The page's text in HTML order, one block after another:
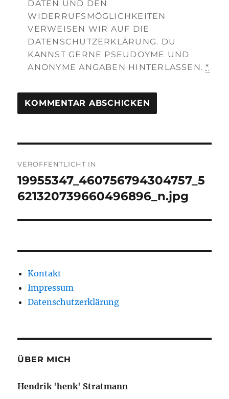
DATEN UND DEN
WIDERRUFSMÖGLICHKEITEN
VERWEISEN WIR AUF DIE
DATENSCHUTZERKLÄRUNG. DU
KANNST GERNE PSEUDOYME UND
ANONYME ANGABEN HINTERLASSEN.*
VERÖFFENTLICHT IN
19955347_460756794304757_5
621320739660496896_n.jpg
Kontakt
Impressum
Datenschutzerklärung
ÜBER MICH
Hendrik 'henk' Stratmann